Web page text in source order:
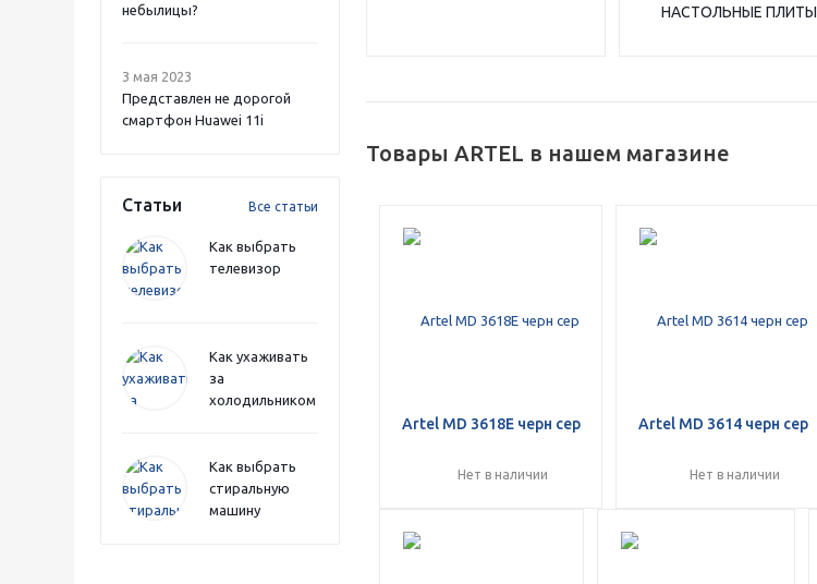
небылицы?
3 мая 2023
Представлен не дорогой
смартфон Huawei 11i
Статьи Все статьи
Как выбрать
телевизор
Как ухаживать
за
холодильником
Как выбрать
стиральную
машину
НАСТОЛЬНЫЕ ПЛИТЫ
Товары ARTEL в нашем магазине
Artel MD 3618E черн сер
Нет в наличии
Artel MD 3614 черн сер
Нет в наличии
75